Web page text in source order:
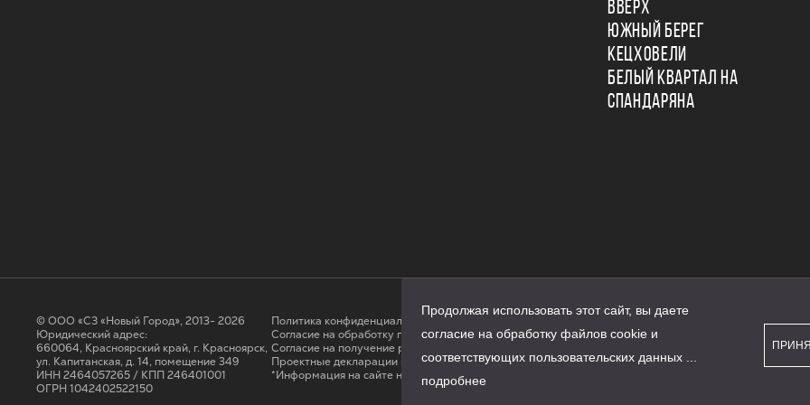
ВВЕРХ
ЮЖНЫЙ БЕРЕГ
КЕЦХОВЕЛИ
БЕЛЫЙ КВАРТАЛ НА
СПАНДАРЯНА
© ООО «СЗ «Новый Город», 2013- 2026
Юридический адрес:
660064, Красноярский край, г. Красноярск,
ул. Капитанская, д. 14, помещение 349
ИНН 2464057265 / КПП 246401001
ОГРН 1042402522150
Политика конфиденциальности
Согласие на обработку персональных данных
Cогласие на получение рассылки
Проектные декларации на сайте наш.дом.рф
*Информация на сайте не является публичной офертой
Продолжая использовать этот сайт, вы даете
согласие на обработку файлов cookie и
соответствующих пользовательских данных
подробнее